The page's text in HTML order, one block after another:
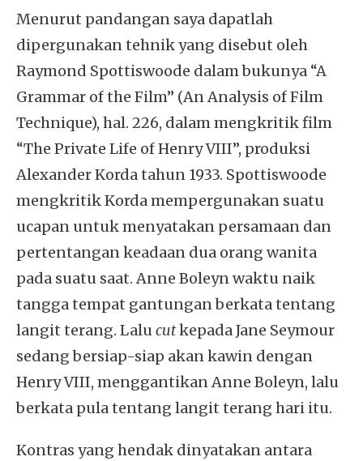
Menurut pandangan saya dapatlah
dipergunakan tehnik yang disebut oleh
Raymond Spottiswoode dalam bukunya “A
Grammar of the Film” (An Analysis of Film
Technique), hal. 226, dalam mengkritik film
“The Private Life of Henry VIII”, produksi
Alexander Korda tahun 1933. Spottiswoode
mengkritik Korda mempergunakan suatu
ucapan untuk menyatakan persamaan dan
pertentangan keadaan dua orang wanita
pada suatu saat. Anne Boleyn waktu naik
tangga tempat gantungan berkata tentang
langit terang. Lalucutkepada Jane Seymour
sedang bersiap-siap akan kawin dengan
Henry VIII, menggantikan Anne Boleyn, lalu
berkata pula tentang langit terang hari itu.
Kontras yang hendak dinyatakan antara